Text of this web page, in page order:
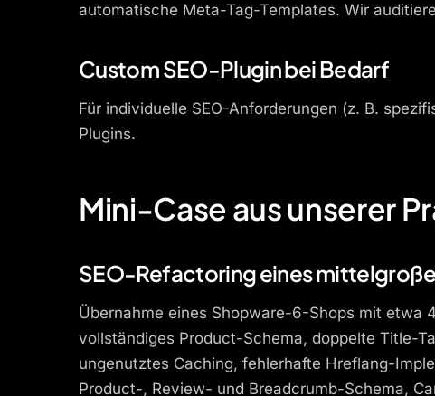
automatische Meta-Tag-Templates. Wir
Custom SEO-Plugin bei Bedarf
Für individuelle SEO-Anforderungen (z. B.
Plugins.
Mini-Case aus unserer
SEO-Refactoring eines
Übernahme eines Shopware-6-Shops mit etwa
vollständiges Product-Schema, doppelte Title-
ungenutztes Caching, fehlerhafte Hreflang-
Product-, Review- und Breadcrumb-Schema,